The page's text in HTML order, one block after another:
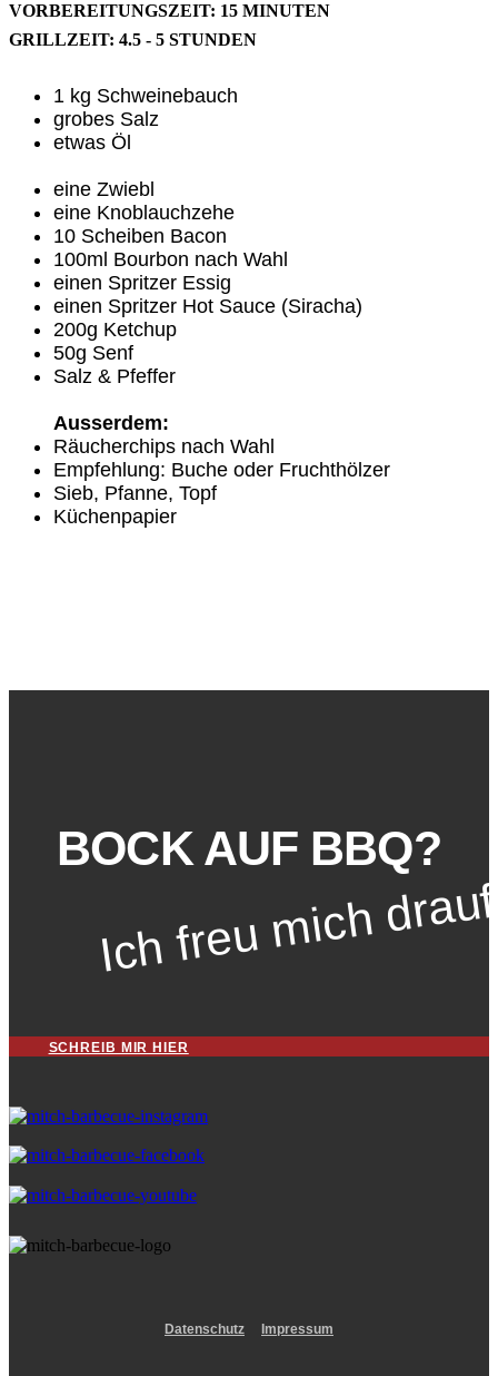
VORBEREITUNGSZEIT: 15 MINUTEN
GRILLZEIT: 4.5 - 5 STUNDEN
1 kg Schweinebauch
grobes Salz
etwas Öl
eine Zwiebl
eine Knoblauchzehe
10 Scheiben Bacon
100ml Bourbon nach Wahl
einen Spritzer Essig
einen Spritzer Hot Sauce (Siracha)
200g Ketchup
50g Senf
Salz & Pfeffer
Ausserdem:
Räucherchips nach Wahl
Empfehlung: Buche oder Fruchthölzer
Sieb, Pfanne, Topf
Küchenpapier
BOCK AUF BBQ?
Ich freu mich drauf
SCHREIB MIR HIER
Datenschutz Impressum